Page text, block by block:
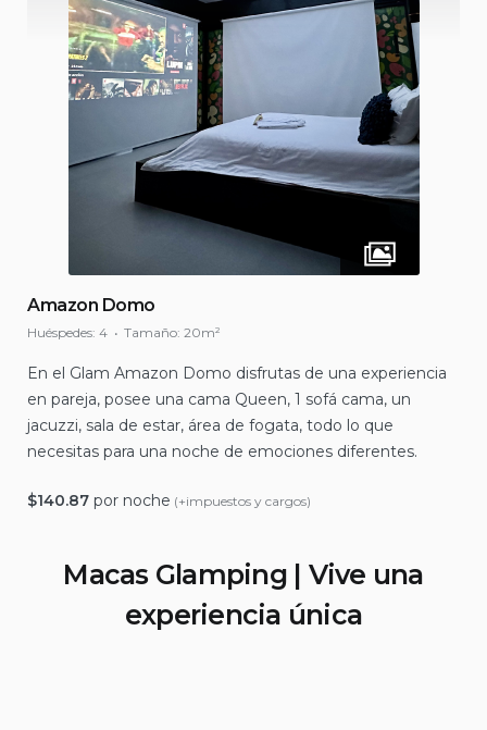
Amazon Domo
Huéspedes: 4 Tamaño: 20m²
En el Glam Amazon Domo disfrutas de una experiencia
en pareja, posee una cama Queen, 1 sofá cama, un
jacuzzi, sala de estar, área de fogata, todo lo que
necesitas para una noche de emociones diferentes.
$140.87 por noche (+impuestos y cargos)
Macas Glamping | Vive una
experiencia única